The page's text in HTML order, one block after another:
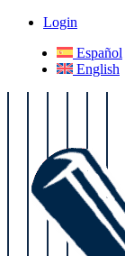
Login
Español
English